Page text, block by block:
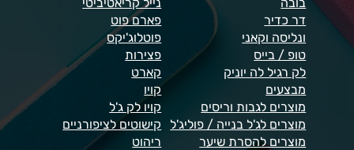
פארם פוט
פוטלוג'יקס
פצירות
קארט
קויו
קויו לק ג'ל
קישוטים לציפורניים
ריהוט
דר כדיר
ונליסה וקאני
טופ / בייס
לק רגיל לה יוניק
מבצעים
מוצרים לגבות וריסים
מוצרים לג'ל בנייה / פוליג'ל
מוצרים להסרת שיער